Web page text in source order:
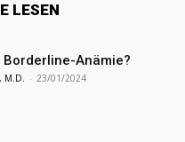
LESEN
Borderline-Anämie?
M.D. - 23/01/2024